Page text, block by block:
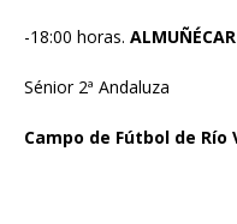
-18:00 horas.
Sénior 2ª Andaluza
Campo de Fútbol de